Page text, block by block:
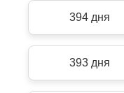
394 дня
393 дня